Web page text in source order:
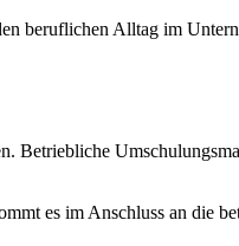
beruflichen Alltag im
Betriebliche
es im Anschluss an die